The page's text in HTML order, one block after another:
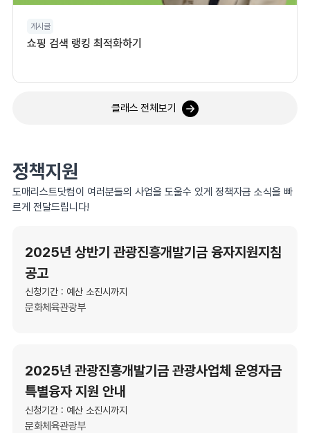
게시글
쇼핑 검색 랭킹 최적화하기
클래스 전체보기
정책지원
도매리스트닷컴이 여러분들의 사업을 도울수 있게 정책자금 소식을 빠
르게 전달드립니다!
2025년 상반기 관광진흥개발기금 융자지원지침
공고
신청기간 : 예산 소진시까지
문화체육관광부
2025년 관광진흥개발기금 관광사업체 운영자금
특별융자 지원 안내
신청기간 : 예산 소진시까지
문화체육관광부